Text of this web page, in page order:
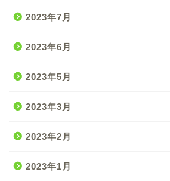
2023年7月
2023年6月
2023年5月
2023年3月
2023年2月
2023年1月